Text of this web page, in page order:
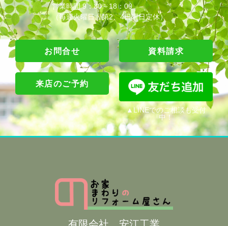
営業時間 9：30～18：00
（毎週火曜日・第2、4日曜日定休）
お問合せ 資料請求
来店のご予約
▲LINEでのご相談も受付
中！